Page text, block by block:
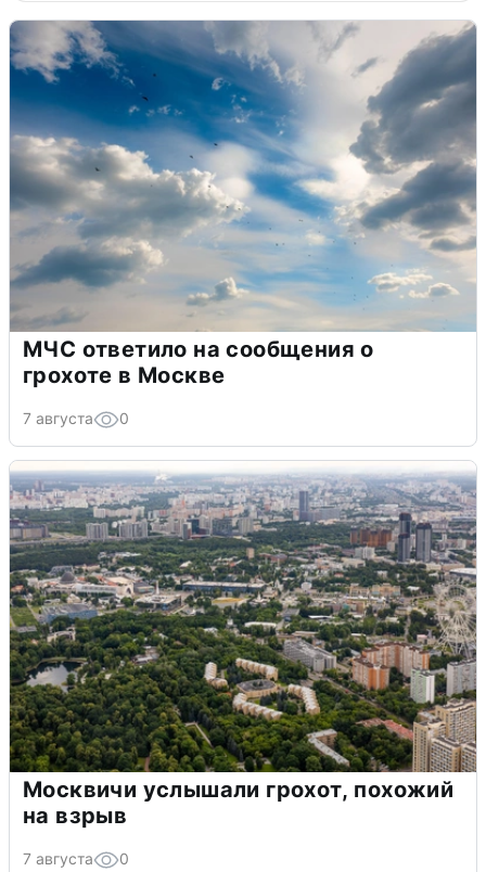
МЧС ответило на сообщения о
грохоте в Москве
7 августа 0
Москвичи услышали грохот, похожий
на взрыв
7 августа 0